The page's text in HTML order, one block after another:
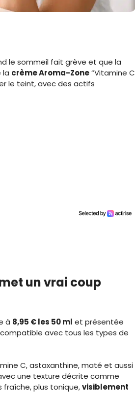
le sommeil fait grève et que la
la crème Aroma-Zone“Vitamine C
le teint, avec des actifs
un vrai coup
à 8,95 € les 50 ml et présentée
avec tous les types de
C, astaxanthine, maté et aussi
une texture décrite comme
fraîche, plus tonique,visiblement